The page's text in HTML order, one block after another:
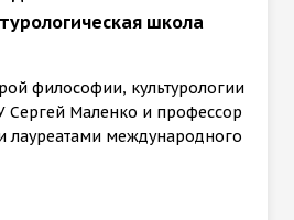
школа
философии, культурологии
Сергей Маленко и профессор
лауреатами международного